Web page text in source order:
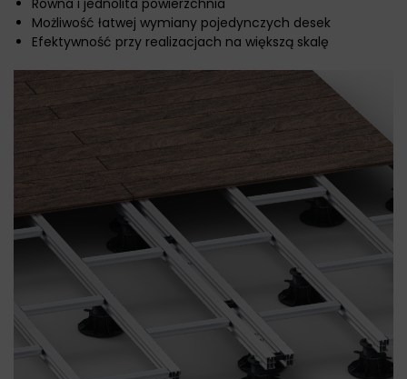
Równa i jednolita powierzchnia
Możliwość łatwej wymiany pojedynczych desek
Efektywność przy realizacjach na większą skalę